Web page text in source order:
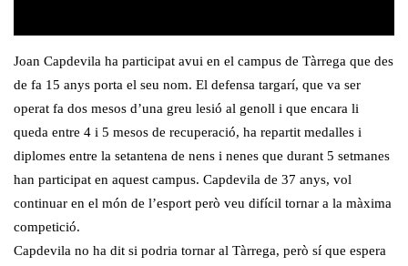
Joan Capdevila ha participat avui en el campus de Tàrrega que des
de fa 15 anys porta el seu nom. El defensa targarí, que va ser
operat fa dos mesos d’una greu lesió al genoll i que encara li
queda entre 4 i 5 mesos de recuperació, ha repartit medalles i
diplomes entre la setantena de nens i nenes que durant 5 setmanes
han participat en aquest campus. Capdevila de 37 anys, vol
continuar en el món de l’esport però veu difícil tornar a la màxima
competició.
Capdevila no ha dit si podria tornar al Tàrrega, però sí que espera